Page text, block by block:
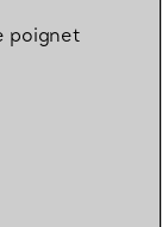
poignet